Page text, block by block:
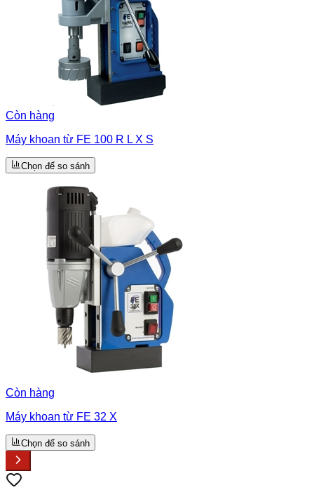
Còn hàng
Máy khoan từ FE 100 R L X S
Chọn để so sánh
Còn hàng
Máy khoan từ FE 32 X
Chọn để so sánh